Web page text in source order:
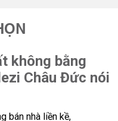
không bằng
Châu Đức nói